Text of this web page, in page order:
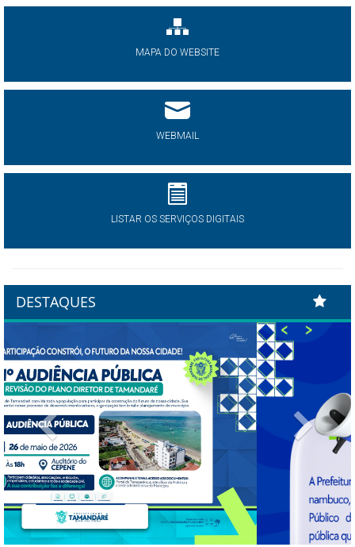
MAPA DO WEBSITE
WEBMAIL
LISTAR OS SERVIÇOS DIGITAIS
DESTAQUES
Previous Next